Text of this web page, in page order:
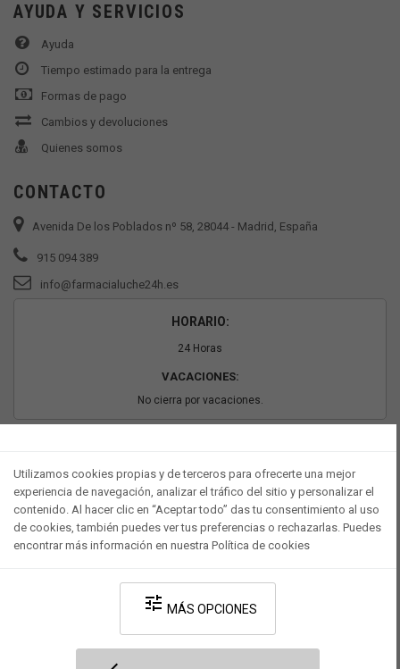
AYUDA Y SERVICIOS
Ayuda
Tiempo estimado para la entrega
Formas de pago
Cambios y devoluciones
Quienes somos
CONTACTO
Avenida De los Poblados nº 58, 28044 - Madrid, España
915 094 389
info@farmacialuche24h.es
HORARIO:
24 Horas
VACACIONES:
No cierra por vacaciones.
Desarrollado por V·Farma-Política de privacidad-Política de cookies
Utilizamos cookies propias y de terceros para ofrecerte una mejor
experiencia de navegación, analizar el tráfico del sitio y personalizar el
contenido. Al hacer clic en “Aceptar todo” das tu consentimiento al uso
de cookies, también puedes ver tus preferencias o rechazarlas. Puedes
encontrar más información en nuestra Política de cookies
tune MÁS OPCIONES